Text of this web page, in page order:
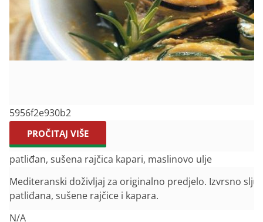
5956f2e930b2
PROČITAJ VIŠE
patliđan, sušena rajčica kapari, maslinovo ulje
Mediteranski doživljaj za originalno predjelo. Izvrsno
patliđana, sušene rajčice i kapara.
N/A